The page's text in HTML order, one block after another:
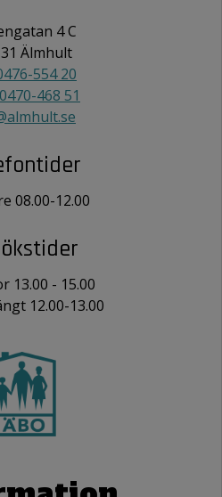
4 C
Älmhult
554 20
0470-468 51
08.00-12.00
13.00 - 15.00
12.00-13.00